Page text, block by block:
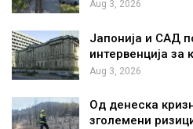
Aug 3, 2026
Јапонија и САД
интервенција за
Aug 3, 2026
Од денеска
зголемени